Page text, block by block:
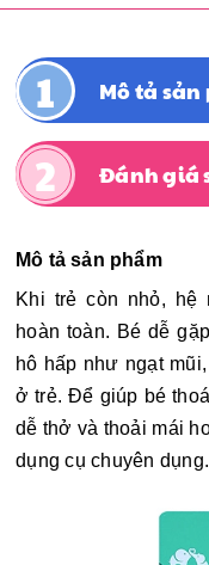
Mô tả
Đánh giá
Mô tảsản phẩm
Khi trẻ còn nhỏ, hệ
hoàn toàn. Bé dễ
hô hấp như ngạt
ở trẻ. Để giúp bé
dễ thở và thoải mái
dụng cụ chuyên dụng.